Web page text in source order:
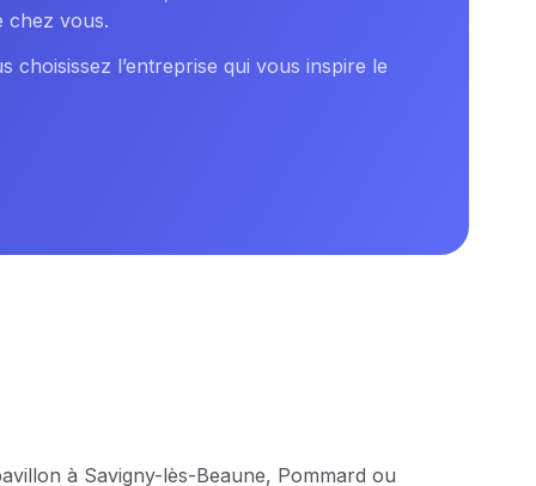
chez vous.
l’entreprise qui vous inspire le
à Savigny-lès-Beaune, Pommard ou